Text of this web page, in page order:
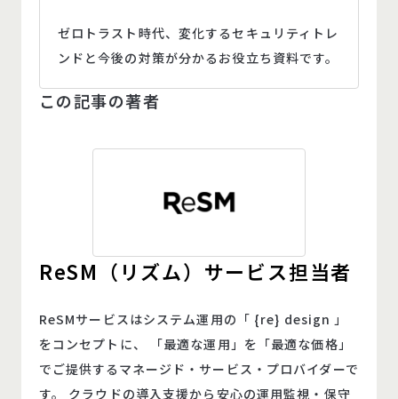
ゼロトラスト時代、変化するセキュリティトレ
ンドと今後の対策が分かるお役立ち資料です。
この記事の著者
ReSM（リズム）サービス担当者
ReSMサービスはシステム運用の「 {re} design 」
をコンセプトに、 「最適な運用」を「最適な価格」
でご提供するマネージド・サービス・プロバイダーで
す。 クラウドの導入支援から安心の運用監視・保守